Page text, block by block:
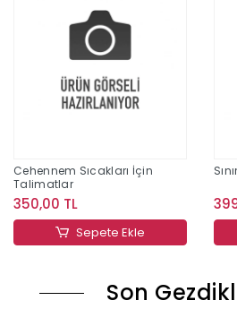
Cehennem Sıcakları İçin
Talimatlar
350,00 TL
Sepete Ekle
Son